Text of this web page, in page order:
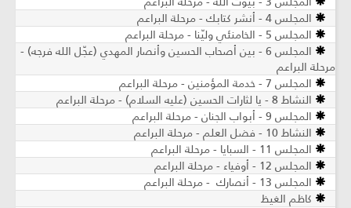
المجلس 4 - أنشر كتابك - مرحلة البراعم
المجلس 5 - الخامنئي وليّنا - مرحلة البراعم
المجلس 6 - بين أصحاب الحسين وأنصار المهدي (عجّل الله فرجه) -
مرحلة البراعم
المجلس 7 - خدمة المؤمنين - مرحلة البراعم
النشاط 8 - يا لثارات الحسين (عليه السلام) - مرحلة البراعم
المجلس 9 - أبواب الجنان - مرحلة البراعم
النشاط 10 - فضل العلم - مرحلة البراعم
المجلس 11 - السبايا - مرحلة البراعم
المجلس 12 - أوفياء - مرحلة البراعم
المجلس 13 - أنصارك - مرحلة البراعم
كاظم الغيظ